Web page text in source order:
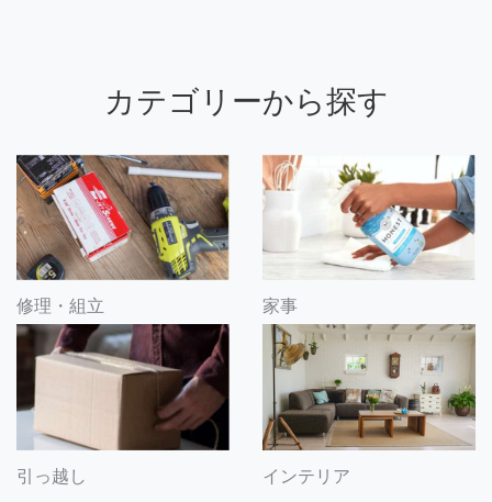
カテゴリーから探す
修理・組立 家事
引っ越し インテリア